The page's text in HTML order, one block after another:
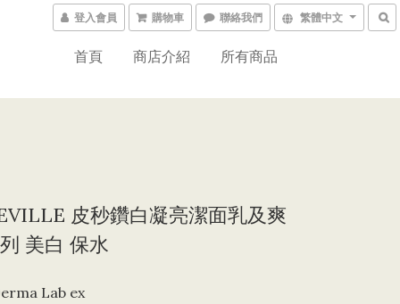
登入會員 購物車 聯絡我們 繁體中文
首頁 商店介紹 所有商品
皮秒鑽白凝亮潔面乳及爽
美白 保水
Lab ex